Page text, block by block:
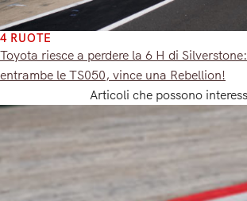
4 RUOTE
Toyota riesce a perdere la 6 H di
entrambe le TS050, vince una Rebellion!
Articoli che possono